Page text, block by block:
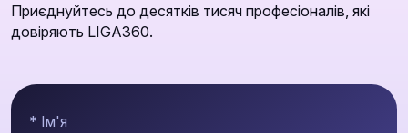
Приєднуйтесь до десятків тисяч професіоналів, які
довіряють LIGA360.
* Ім'я